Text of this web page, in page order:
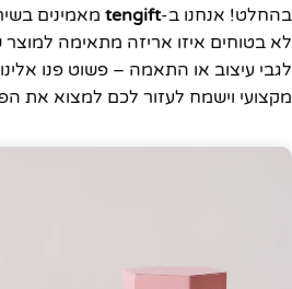
בהחלט! אנחנו ב-tengift מאמינים
לא בטוחים איזו אריזה מתאימה
לגבי עיצוב או התאמה – פשוט פנו אלינו.
מקצועי וישמח לעזור לכם למצוא את